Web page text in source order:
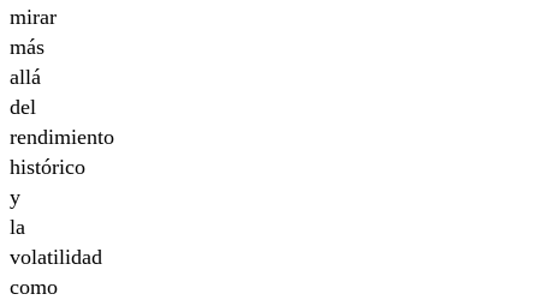
mirar
más
allá
del
rendimiento
histórico
y
la
volatilidad
como